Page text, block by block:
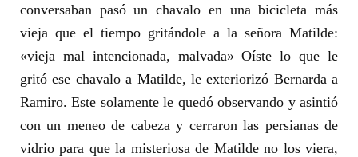
conversaban pasó un chavalo en una bicicleta más
vieja que el tiempo gritándole a la señora Matilde:
«vieja mal intencionada, malvada» Oíste lo que le
gritó ese chavalo a Matilde, le exteriorizó Bernarda a
Ramiro. Este solamente le quedó observando y asintió
con un meneo de cabeza y cerraron las persianas de
vidrio para que la misteriosa de Matilde no los viera,